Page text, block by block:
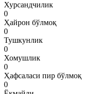
Хурсандчилик
0
Ҳайрон бўлмоқ
0
Тушкунлик
0
Хомушлик
0
Ҳафсаласи пир бўлмоқ
0